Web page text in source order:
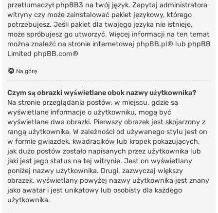
przetłumaczył phpBB3 na twój język. Zapytaj administratora
witryny czy może zainstalować pakiet językowy, którego
potrzebujesz. Jeśli pakiet dla twojego języka nie istnieje,
może spróbujesz go utworzyć. Więcej informacji na ten temat
można znaleźć na stronie internetowej phpBB.pl® lub phpBB
Limited phpBB.com®
Na górę
Czym są obrazki wyświetlane obok nazwy użytkownika?
Na stronie przeglądania postów, w miejscu, gdzie są
wyświetlane informacje o użytkowniku, mogą być
wyświetlane dwa obrazki. Pierwszy obrazek jest skojarzony z
rangą użytkownika. W zależności od używanego stylu jest on
w formie gwiazdek, kwadracików lub kropek pokazujących,
jak dużo postów zostało napisanych przez użytkownika lub
jaki jest jego status na tej witrynie. Jest on wyświetlany
poniżej nazwy użytkownika. Drugi, zazwyczaj większy
obrazek, wyświetlany powyżej nazwy użytkownika jest znany
jako awatar i jest unikatowy lub osobisty dla każdego
użytkownika.